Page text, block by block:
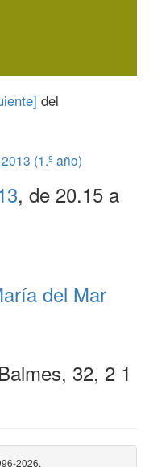
del
(1.º año)
, de 20.15 a
del Mar
32, 2 1
2026.